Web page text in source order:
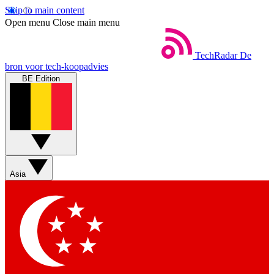
Skip to main content
Open menu Close main menu
TechRadar De
bron voor tech-koopadvies
BE Edition
Asia